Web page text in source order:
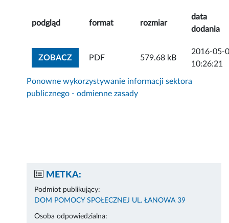
podgląd format rozmiar
data
dodania
ZOBACZZOBACZ ZAŁĄCZNIK
PDF 579.68 kB
2016-05-
10:26:21
Ponowne wykorzystywanie informacji sektora
publicznego - odmienne zasady
METKA:
Podmiot publikujący:
DOM POMOCY SPOŁECZNEJ UL. ŁANOWA 39
Osoba odpowiedzialna: